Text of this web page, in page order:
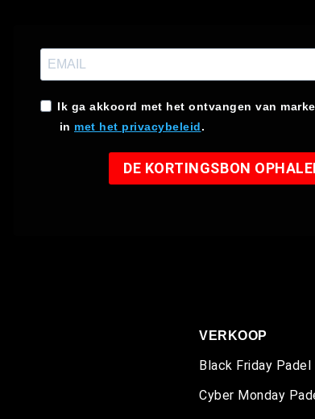
Ik ga akkoord met het ontvangen van
in met het privacybeleid.
DE KORTINGSBON
VERKOOP
Black Friday Padel
Cyber Monday